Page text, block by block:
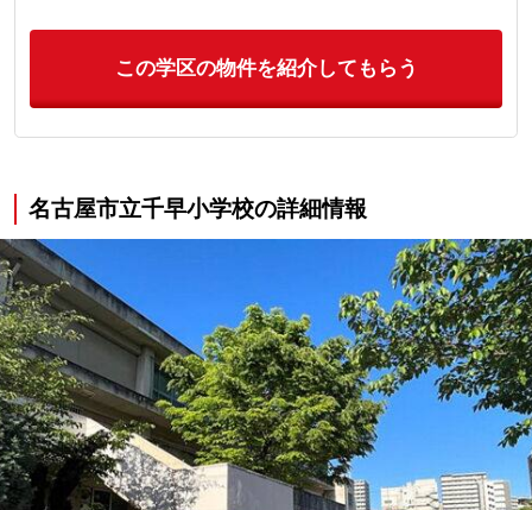
この学区の物件を紹介してもらう
名古屋市立千早小学校の詳細情報